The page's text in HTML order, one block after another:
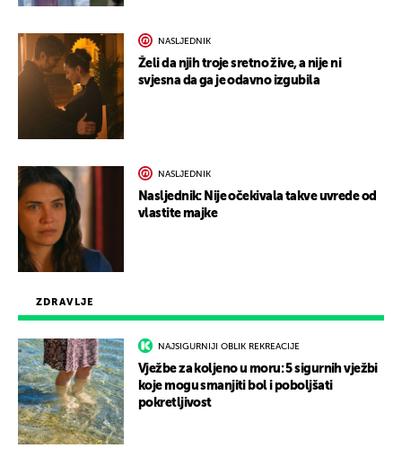
ZDRAVLJE
NAJSIGURNIJI OBLIK REKREACIJE
Vježbe za koljeno u moru: 5 sigurnih vježbi
koje mogu smanjiti bol i poboljšati
pokretljivost
NASLJEDNIK
Želi da njih troje sretno žive, a nije ni
svjesna da ga je odavno izgubila
NASLJEDNIK
Nasljednik: Nije očekivala takve uvrede od
vlastite majke